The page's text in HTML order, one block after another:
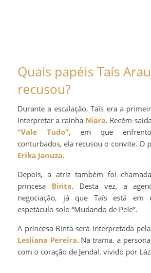
Quais papéis Taís
recusou?
Durante a escalação, Taís era a
interpretar a rainha Niara. Recém-
“Vale Tudo”, em que
conturbados, ela recusou o convite. O
Erika Januza.
Depois, a atriz também foi
princesa Binta. Desta vez, a
negociação, já que Taís está em
espetáculo solo “Mudando de Pele”.
A princesa Binta será interpretada
Lesliana Pereira. Na trama, a
com o coração de Jendal, vivido por